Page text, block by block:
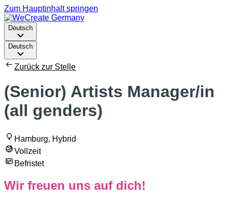
Zum Hauptinhalt springen
Deutsch
Deutsch
Zurück zur Stelle
(Senior) Artists Manager/in
(all genders)
Hamburg, Hybrid
Vollzeit
Befristet
Wir freuen uns auf dich!